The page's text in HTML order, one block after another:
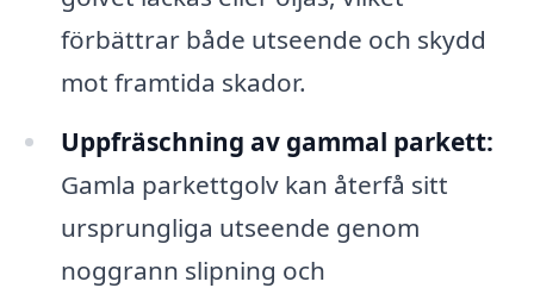
förbättrar både utseende och skydd
mot framtida skador.
Uppfräschning av gammal parkett:
Gamla parkettgolv kan återfå sitt
ursprungliga utseende genom
noggrann slipning och